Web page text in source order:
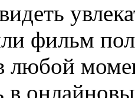
фильм
в